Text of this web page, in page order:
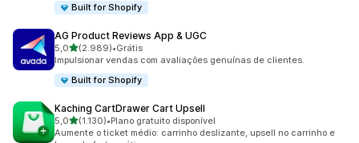
Built for Shopify
AG Product Reviews App & UGC
5,0de 5 estrelas
(2.989)
2989 avaliações ao todo
•Grátis
Impulsionar vendas com avaliações genuínas de clientes.
Built for Shopify
Kaching CartDrawer Cart Upsell
5,0de 5 estrelas
(1.130)
1130 avaliações ao todo
•Plano gratuito disponível
Aumente o ticket médio: carrinho deslizante, upsell no carrinho e